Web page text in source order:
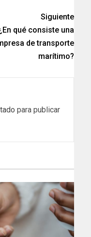
Siguiente
qué consiste una
de transporte
marítimo?
para publicar